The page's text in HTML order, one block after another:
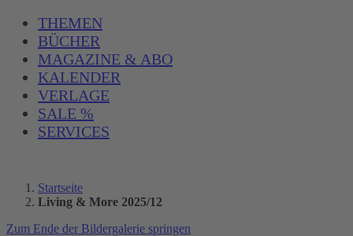
THEMEN
BÜCHER
MAGAZINE & ABO
KALENDER
VERLAGE
SALE %
SERVICES
Startseite
Living & More 2025/12
Zum Ende der Bildergalerie springen